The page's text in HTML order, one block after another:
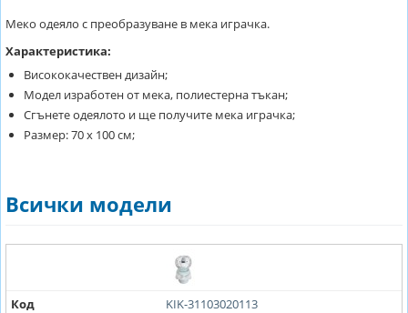
Меко одеяло с преобразуване в мека играчка.
Характеристика:
Висококачествен дизайн;
Модел изработен от мека, полиестерна тъкан;
Сгънете одеялото и ще получите мека играчка;
Размер: 70 х 100 см;
Всички модели
Код
KIK-31103020113